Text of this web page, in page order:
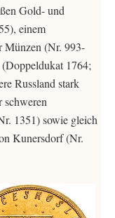
Gold- und
einem
Münzen (Nr. 993-
1764;
Russland stark
schweren
1351) sowie gleich
Kunersdorf (Nr.